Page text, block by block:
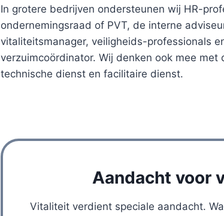
In grotere bedrijven ondersteunen wij HR-
ondernemingsraad of PVT, de interne
vitaliteitsmanager, veiligheids-professionals
verzuimcoördinator. Wij denken ook mee met
technische dienst en facilitaire dienst.
Aandacht voor
Vitaliteit verdient speciale aandacht.